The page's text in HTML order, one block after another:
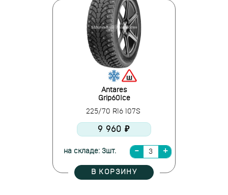
Antares
Grip60Ice
225/70 R16 107S
9 960 ₽
на складе: 3шт.
В КОРЗИНУ